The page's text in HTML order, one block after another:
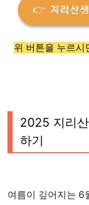
👉 지리산
위 버튼을 누르시
2025 지리
하기
여름이 깊어지는 6